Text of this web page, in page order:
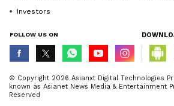
ABOUT THE AUTHOR
SN Shreekanth Nuthi
నాని (నటుడు) పవన్ కళ్యాణ్
Investors
FOLLOW US ON
© Copyright 2026 Asianxt Digital Technologies
known as Asianet News Media & Entertainment
Reserved